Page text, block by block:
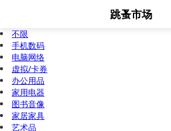
跳蚤市场
不限
手机数码
电脑网络
虚拟/卡券
办公用品
家用电器
图书音像
家居家具
艺术品